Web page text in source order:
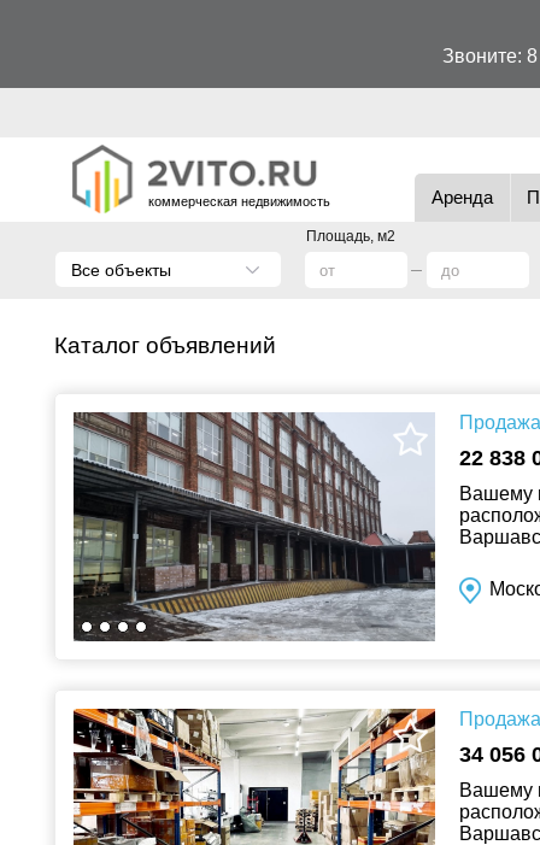
Звоните:
коммерческая недвижимость Аренда
Площадь, м2
Все объекты
Каталог объявлений
22 838
Вашему
34 056
Вашему